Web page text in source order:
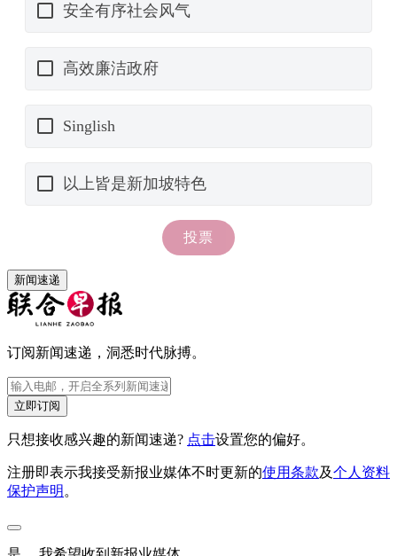
新闻速递
订阅新闻速递，洞悉时代脉搏。
立即订阅
只想接收感兴趣的新闻速递? 点击设置您的偏好。
注册即表示我接受新报业媒体不时更新的使用条款及个人资料
保护声明 。